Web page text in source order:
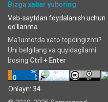
Bizga xabar yuboring
Veb-saytdan foydalanish uchun
qo‘llanma
Ma'lumotda xato topdingizmi?
Uni belgilang va quyidagilarni
bosing Ctrl + Enter
Onlayn: 34